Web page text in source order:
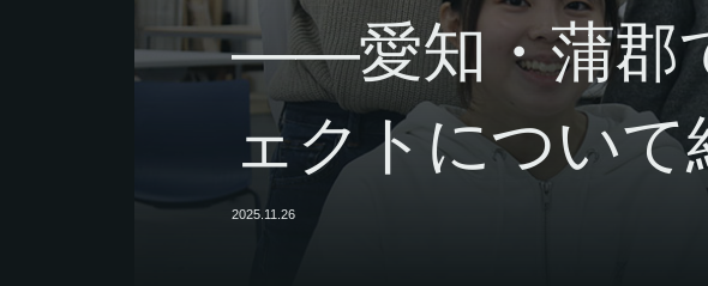
――愛知・蒲郡
ェクトについ
2025.11.26